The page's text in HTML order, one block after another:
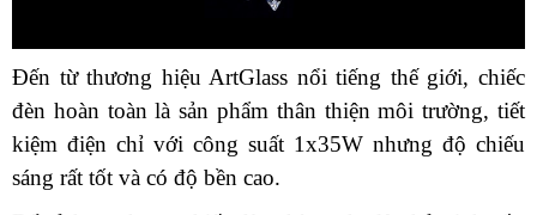
Đến từ thương hiệu ArtGlass nổi tiếng thế giới, chiếc
đèn hoàn toàn là sản phẩm thân thiện môi trường, tiết
kiệm điện chỉ với công suất 1x35W nhưng độ chiếu
sáng rất tốt và có độ bền cao.